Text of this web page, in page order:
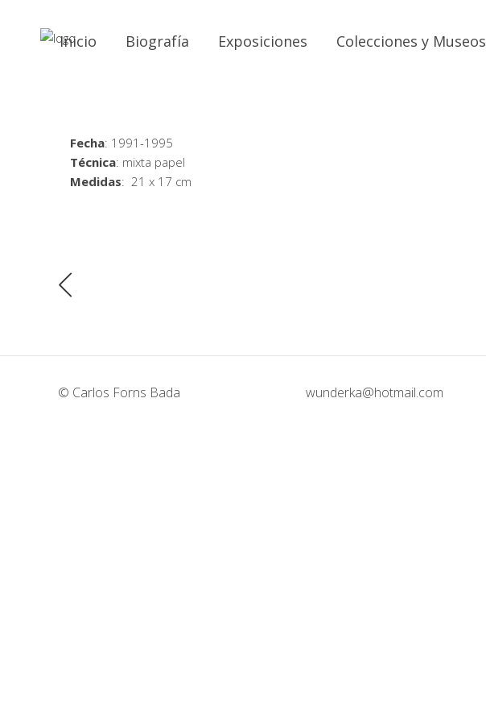
Inicio Biografía Exposiciones Colecciones y Museos
Fecha: 1991-1995
Técnica: mixta papel
Medidas: 21 x 17 cm
© Carlos Forns Bada wunderka@hotmail.com